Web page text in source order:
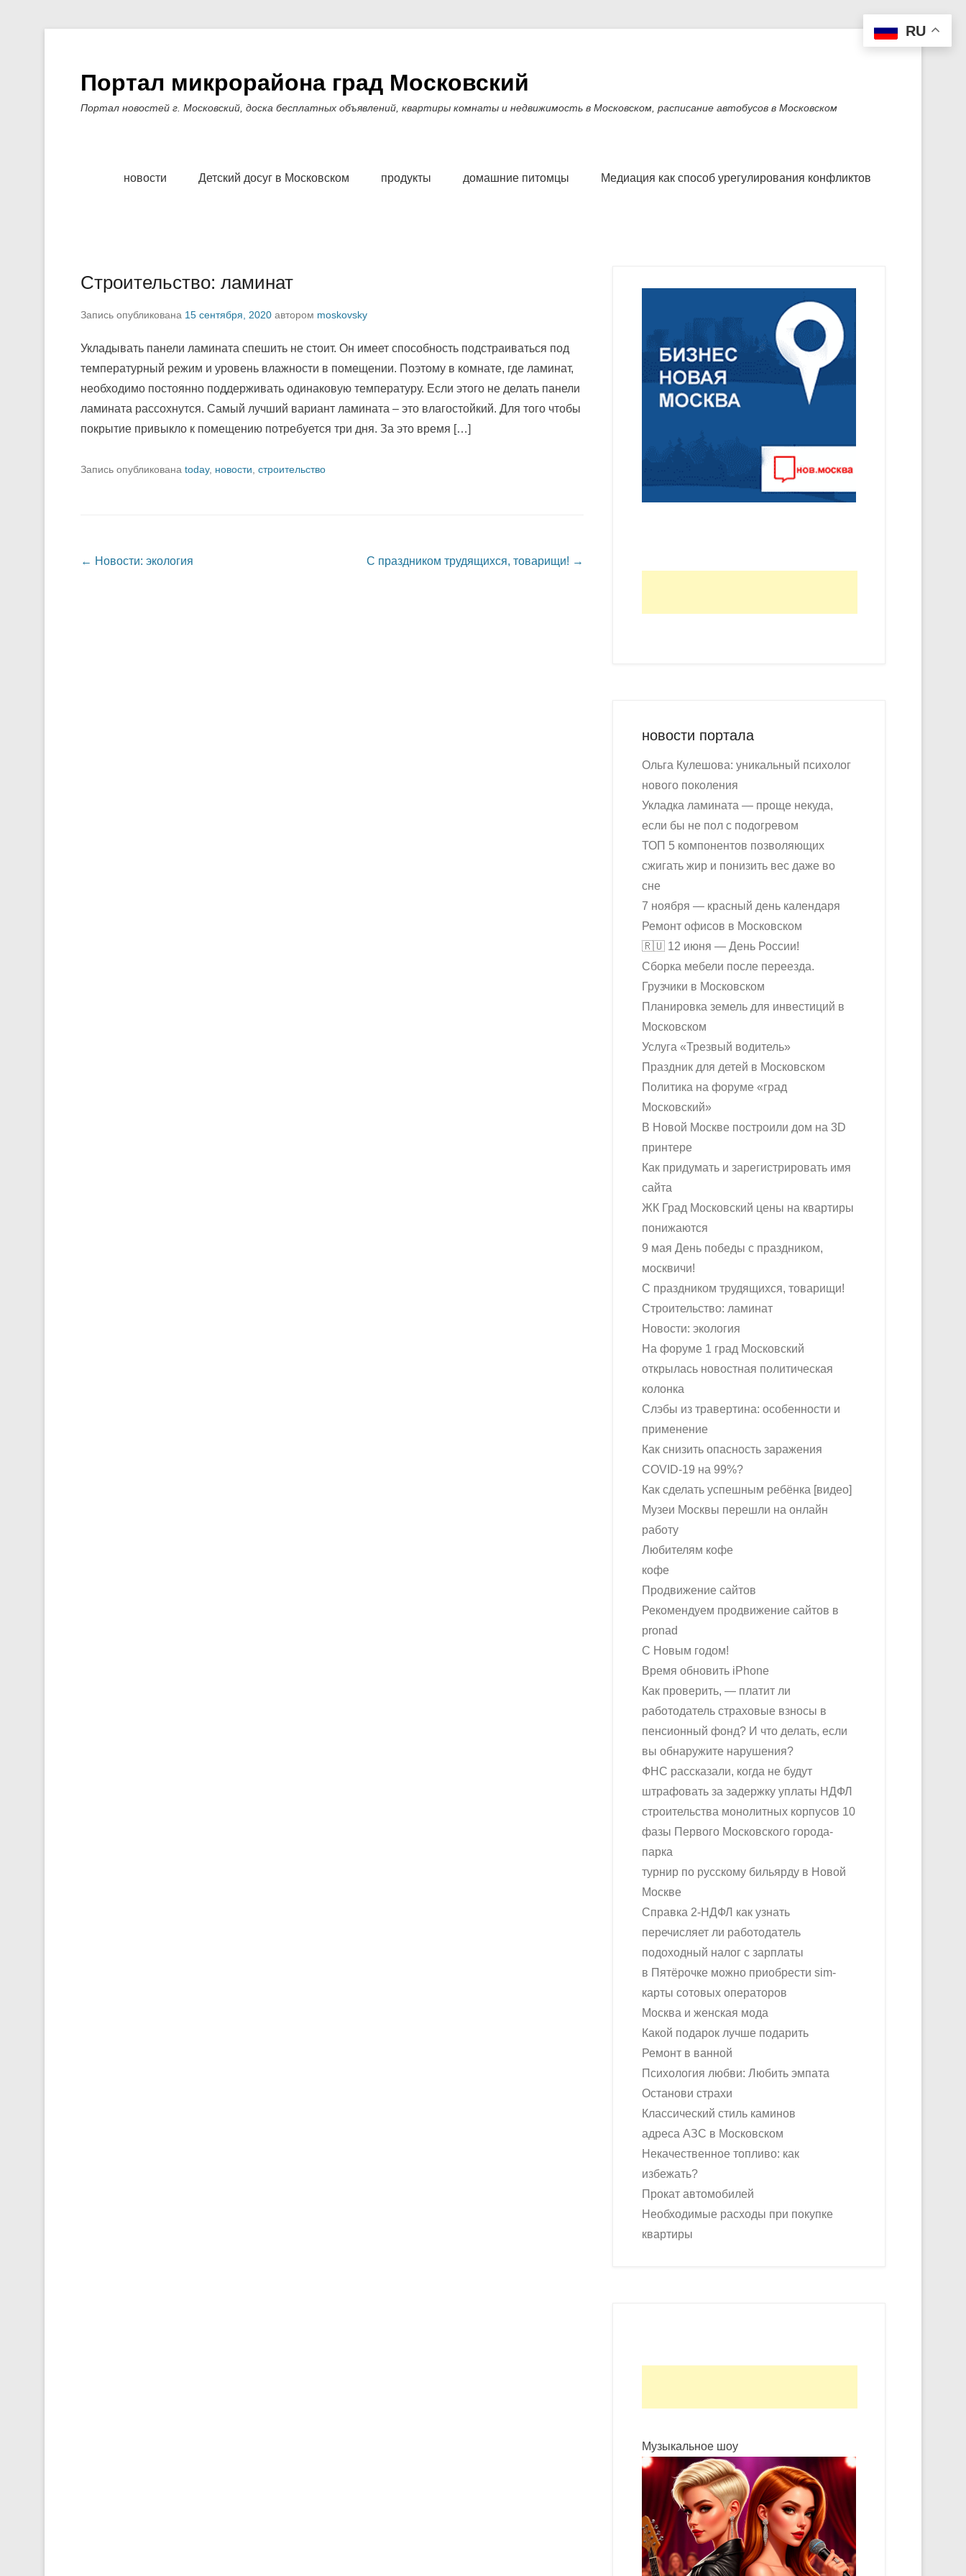
Портал микрорайона град Московский
Портал новостей г. Московский, доска бесплатных объявлений, квартиры комнаты и недвижимость в Московском, расписание автобусов в Московском
Перейти к содержимому
новости Детский досуг в Московском продукты домашние питомцы Медиация как способ урегулирования конфликтов
Строительство: ламинат
Запись опубликована 15 сентября, 2020 автором moskovsky
Укладывать панели ламината спешить не стоит. Он имеет способность подстраиваться под
температурный режим и уровень влажности в помещении. Поэтому в комнате, где ламинат,
необходимо постоянно поддерживать одинаковую температуру. Если этого не делать панели
ламината рассохнутся. Самый лучший вариант ламината – это влагостойкий. Для того чтобы
покрытие привыкло к помещению потребуется три дня. За это время […]
Запись опубликована today, новости строительство
Навигация по записям
← Новости: экология С праздником трудящихся, товарищи! →
новости портала
Ольга Кулешова: уникальный психолог
нового поколения
Укладка ламината — проще некуда,
если бы не пол с подогревом
ТОП 5 компонентов позволяющих
сжигать жир и понизить вес даже во
сне
7 ноября — красный день календаря
Ремонт офисов в Московском
🇷🇺 12 июня — День России!
Сборка мебели после переезда.
Грузчики в Московском
Планировка земель для инвестиций в
Московском
Услуга «Трезвый водитель»
Праздник для детей в Московском
Политика на форуме «град
Московский»
В Новой Москве построили дом на 3D
принтере
Как придумать и зарегистрировать имя
сайта
ЖК Град Московский цены на квартиры
понижаются
9 мая День победы с праздником,
москвичи!
С праздником трудящихся, товарищи!
Строительство: ламинат
Новости: экология
На форуме 1 град Московский
открылась новостная политическая
колонка
Слэбы из травертина: особенности и
применение
Как снизить опасность заражения
COVID-19 на 99%?
Как сделать успешным ребёнка [видео]
Музеи Москвы перешли на онлайн
работу
Любителям кофе
кофе
Продвижение сайтов
Рекомендуем продвижение сайтов в
pronad
С Новым годом!
Время обновить iPhone
Как проверить, — платит ли
работодатель страховые взносы в
пенсионный фонд? И что делать, если
вы обнаружите нарушения?
ФНС рассказали, когда не будут
штрафовать за задержку уплаты НДФЛ
строительства монолитных корпусов 10
фазы Первого Московского города-
парка
турнир по русскому бильярду в Новой
Москве
Справка 2-НДФЛ как узнать
перечисляет ли работодатель
подоходный налог с зарплаты
в Пятёрочке можно приобрести sim-
карты сотовых операторов
Москва и женская мода
Какой подарок лучше подарить
Ремонт в ванной
Психология любви: Любить эмпата
Останови страхи
Классический стиль каминов
адреса АЗС в Московском
Некачественное топливо: как
избежать?
Прокат автомобилей
Необходимые расходы при покупке
квартиры
Музыкальное шоу
RU